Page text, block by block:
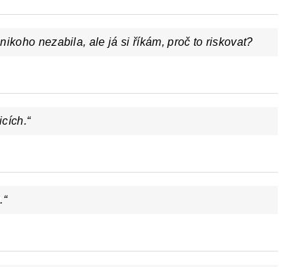
nezabila, ale já si říkám, proč to riskovat?
“